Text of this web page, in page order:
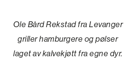
Ole Bård Rekstad fra Levanger
griller hamburgere og pølser
laget av kalvekjøtt fra egne dyr.